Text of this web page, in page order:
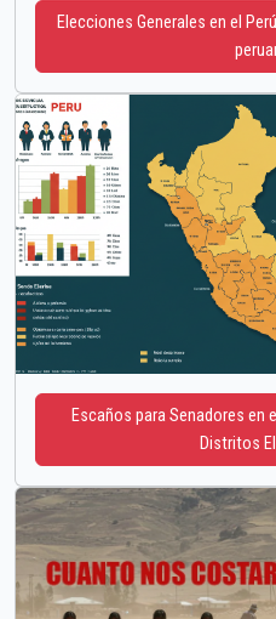
Elecciones Generales en el
Escaños para Senadores en
Distritos